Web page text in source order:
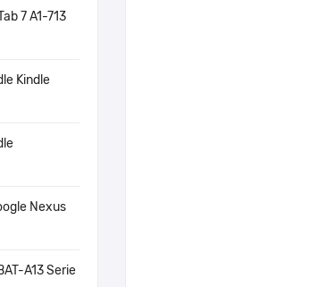
7 A1-713
Kindle
Nexus
A13 Serie